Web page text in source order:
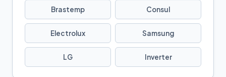
Brastemp Consul
Electrolux Samsung
LG Inverter